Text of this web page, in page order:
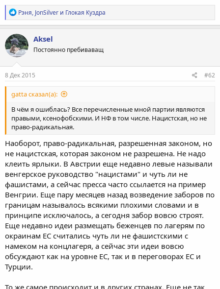
Р
е
а
к
ц
и
и
:
Рэня, JonSilver и Глокая Куздра
Aksel
Постоянно пребиваващ
8 Дек 2015 #62
gatta сказал(а):
В чём я ошиблась? Все перечисленные мной партии являются
правыми, ксенофобскими. И НФ в том числе. Нацистская, но не
право-радикальная.
Наоборот, право-радикальная, разрешенная законом, но
не нацистская, которая законом не разрешена. Не надо
клеить ярлыки. В Австрии еще недавно левые называли
венгерское руководство "нацистами" и чуть ли не
фашистами, а сейчас пресса часто ссылается на пример
Венгрии. Еще пару месяцев назад возведение заборов по
границам называлось всякими плохими словами и в
принципе исключалось, а сегодня забор вовсю строят.
Еще недавно идеи размещать беженцев по лагерям по
окраинам ЕС считались чуть ли не фашистскими с
намеком на концлагеря, а сейчас эти идеи вовсю
обсуждают как на уровне ЕС, так и в переговорах ЕС и
Турции.
То же самое происходит и в других странах. Еще не так